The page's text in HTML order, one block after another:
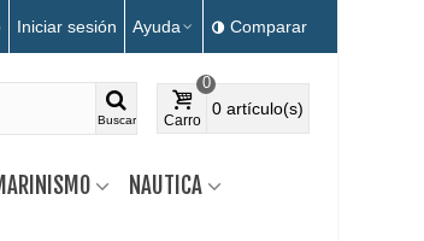
Iniciar sesión Ayuda Comparar
Buscar Carro
0
0 artículo(s)
NAUTICA